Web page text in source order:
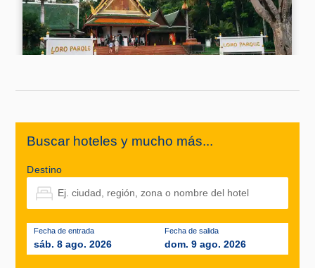
Buscar hoteles y mucho más...
Destino
Fecha de entrada
sáb. 8 ago. 2026
Fecha de salida
dom. 9 ago. 2026